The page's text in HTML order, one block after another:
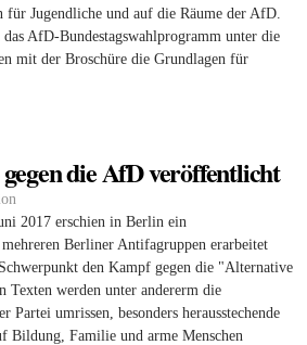
für Jugendliche und auf die Räume der AfD.
AfD-Bundestagswahlprogramm unter die
mit der Broschüre die Grundlagen für
die AfD veröffentlicht
2017 erschien in Berlin ein
Berliner Antifagruppen erarbeitet
den Kampf gegen die "Alternative
Texten werden unter andererm die
Partei umrissen, besonders herausstechende
Bildung, Familie und arme Menschen